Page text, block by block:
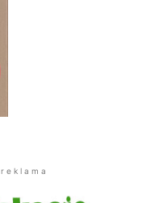
r e k l a m a